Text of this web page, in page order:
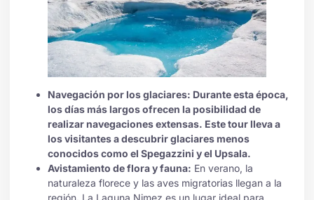
Navegación por los glaciares: Durante esta época,
los días más largos ofrecen la posibilidad de
realizar navegaciones extensas. Este tour lleva a
los visitantes a descubrir glaciares menos
conocidos como el Spegazzini y el Upsala.
Avistamiento de flora y fauna: En verano, la
naturaleza florece y las aves migratorias llegan a la